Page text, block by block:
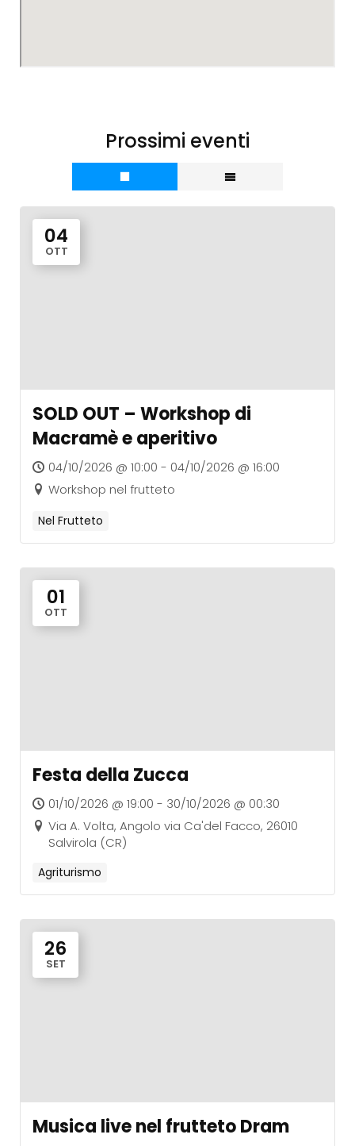
Prossimi eventi
04
OTT
SOLD OUT – Workshop di
Macramè e aperitivo
04/10/2026 @ 10:00 - 04/10/2026 @ 16:00
Workshop nel frutteto
Nel Frutteto
01
OTT
Festa della Zucca
01/10/2026 @ 19:00 - 30/10/2026 @ 00:30
Via A. Volta, Angolo via Ca'del Facco, 26010
Salvirola (CR)
Agriturismo
26
SET
Musica live nel frutteto Dram